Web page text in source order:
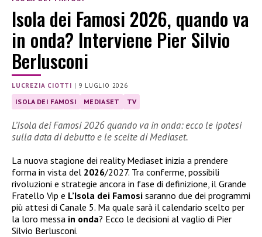
Isola dei Famosi 2026, quando va
in onda? Interviene Pier Silvio
Berlusconi
LUCREZIA CIOTTI | 9 LUGLIO 2026
ISOLA DEI FAMOSI MEDIASET TV
L’Isola dei Famosi 2026 quando va in onda: ecco le ipotesi
sulla data di debutto e le scelte di Mediaset.
La nuova stagione dei reality Mediaset inizia a prendere
forma in vista del 2026/2027. Tra conferme, possibili
rivoluzioni e strategie ancora in fase di definizione, il Grande
Fratello Vip e L’Isola dei Famosi saranno due dei programmi
più attesi di Canale 5. Ma quale sarà il calendario scelto per
la loro messa in onda? Ecco le decisioni al vaglio di Pier
Silvio Berlusconi.